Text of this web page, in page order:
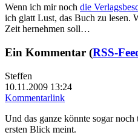
Wenn ich mir noch die
ich glatt Lust, das Buch zu lesen.
Zeit hernehmen soll…
Ein Kommentar (RSS-
Steffen
10.11.2009 13:24
Kommentarlink
Und das ganze könnte sogar
ersten Blick meint.